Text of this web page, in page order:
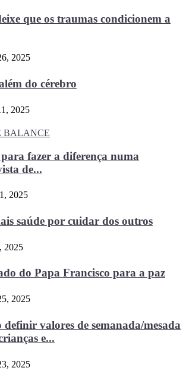
que os traumas condicionem a
2025
do cérebro
2025
BALANCE
fazer a diferença numa
de...
2025
saúde por cuidar dos outros
2025
do Papa Francisco para a paz
2025
definir valores de semanada/mesada
e...
2025